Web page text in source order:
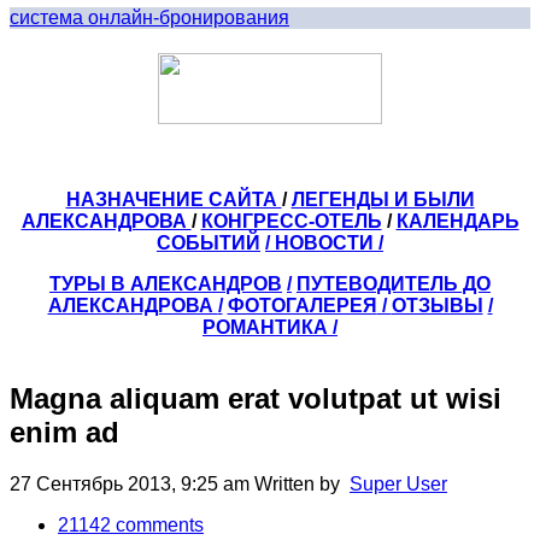
система онлайн-бронирования
НАЗНАЧЕНИЕ САЙТА /ЛЕГЕНДЫ И БЫЛИ
АЛЕКСАНДРОВА / КОНГРЕСС-ОТЕЛЬ / КАЛЕНДАРЬ
СОБЫТИЙ / НОВОСТИ /
ТУРЫ В АЛЕКСАНДРОВ / ПУТЕВОДИТЕЛЬ ДО
АЛЕКСАНДРОВА / ФОТОГАЛЕРЕЯ /ОТЗЫВЫ /
РОМАНТИКА /
Magna aliquam erat volutpat ut wisi
enim ad
27 Сентябрь 2013, 9:25 am Written by Super User
21142 comments